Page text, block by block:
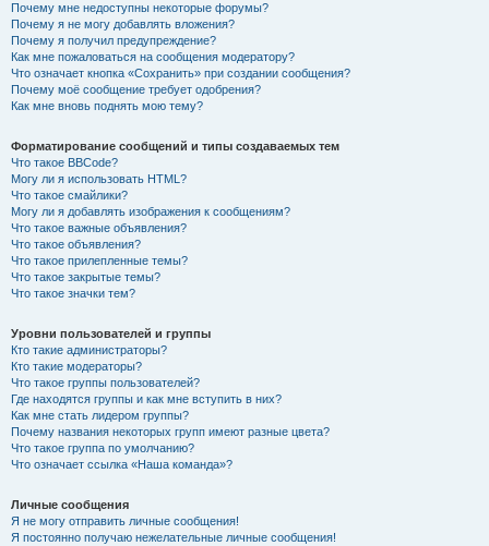
Почему мне недоступны некоторые форумы?
Почему я не могу добавлять вложения?
Почему я получил предупреждение?
Как мне пожаловаться на сообщения модератору?
Что означает кнопка «Сохранить» при создании сообщения?
Почему моё сообщение требует одобрения?
Как мне вновь поднять мою тему?
Форматирование сообщений и типы создаваемых тем
Что такое BBCode?
Могу ли я использовать HTML?
Что такое смайлики?
Могу ли я добавлять изображения к сообщениям?
Что такое важные объявления?
Что такое объявления?
Что такое прилепленные темы?
Что такое закрытые темы?
Что такое значки тем?
Уровни пользователей и группы
Кто такие администраторы?
Кто такие модераторы?
Что такое группы пользователей?
Где находятся группы и как мне вступить в них?
Как мне стать лидером группы?
Почему названия некоторых групп имеют разные цвета?
Что такое группа по умолчанию?
Что означает ссылка «Наша команда»?
Личные сообщения
Я не могу отправить личные сообщения!
Я постоянно получаю нежелательные личные сообщения!